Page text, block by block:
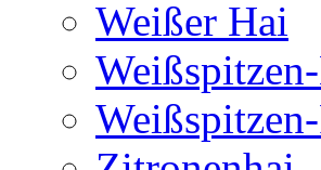
Weißer Hai